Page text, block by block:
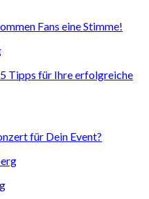
Fans eine Stimme!
Tipps für Ihre erfolgreiche
für Dein Event?